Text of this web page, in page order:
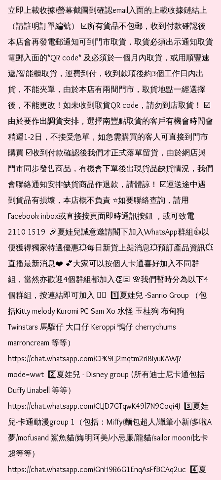
立即上載收據/螢幕截圖到確認email入面的上載收據鏈結上
（請註明訂單編號） ☑️所有貨品不包郵，收到付款確認後
本店會再發電郵通知可到門市取貨，取貨必須出示通知取貨
電郵入面的*QR code* 及必須於一個月內取貨，或用順豐速
遞/智能櫃取貨，運費到付，收到款項後約3個工作日內出
貨，不能夾單，由於本店有兩間門市，取貨地點一經選擇
後，不能更改！如未收到取貨QR code，請勿到店取貨！ ☑️
由於要作出調貨安排，選擇南豐點取貨的客戶有機會時間會
稍遲1-2日，不接受急單，如急需購買的客人可直接到門市
購買 ☑️收到付款確認後我們才正式落單留貨，由於網店與
門市同步發售商品，有機會下單後出現貨品缺貨情況，我們
會聯絡通知安排缺貨商品作退款，請體諒！ ☑️運送途中遇
到貨品有損壞，本店概不負責 ⭐️如要聯絡查詢，請用
Facebook inbox或直接按頁面即時通訊按鈕 ，或可致電
2110 1519  🎉夏娃兒誠意邀請閣下加入WhatsApp群組👍以
便獲得獨家特選優惠💥每日新貨上架消息💥預訂產品資訊💥
直播最新消息❤️ 💕大家可以按個人卡通喜好加入不同群
組，當然亦歡迎4個群組都加入👏🏻 🌸我們暫時分為以下4
個群組，按連結即可加入 👇🏻  1️⃣夏娃兒 -Sanrio Group （包
括Kitty melody Kuromi PC Sam Xo 水怪 玉桂狗 布甸狗
Twinstars 馬騮仔 大口仔 Keroppi 鴨仔 cherrychums
marroncream 等等）
https://chat.whatsapp.com/CPK9Ej2mqtm2ri8IyuKAWj?
mode=wwt  2️⃣夏娃兒 - Disney group (所有迪士尼卡通包括
Duffy Linabell 等等）
https://chat.whatsapp.com/CLJD7GTqwK49l7N9Coqi4J  3️⃣夏娃
兒-卡通動漫group 1（包括：Miffy/麵包超人/蠟筆小新/多啦A
夢/mofusand 鯊魚貓/娒明阿美/小忌廉/龍貓/sailor moon/比卡
超等等）
https://chat.whatsapp.com/GnH9R6G1EnqAsFfBCAq2uc  4️⃣夏